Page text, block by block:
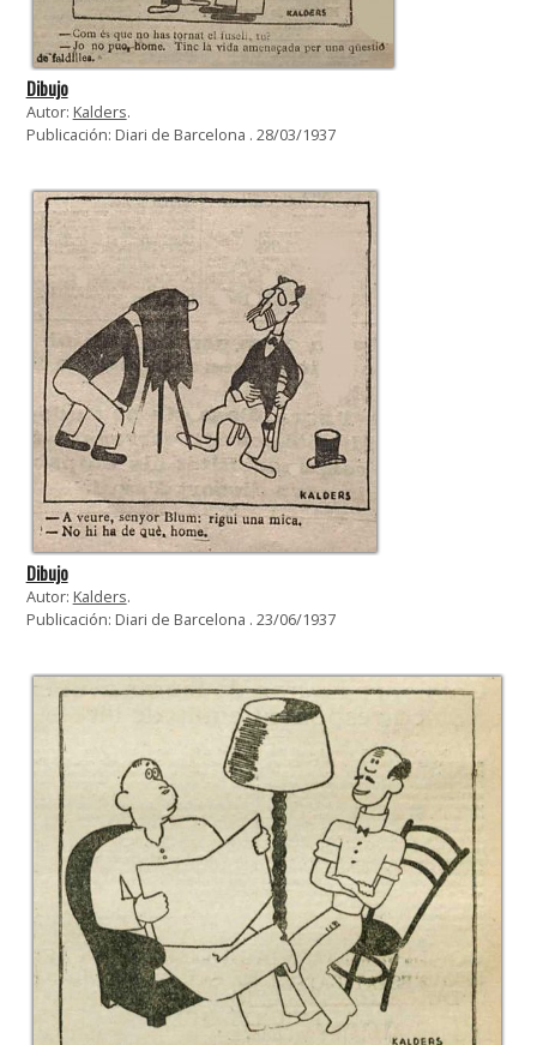
Dibujo
Autor: Kalders.
Publicación: Diari de Barcelona . 28/03/1937
Dibujo
Autor: Kalders.
Publicación: Diari de Barcelona . 23/06/1937